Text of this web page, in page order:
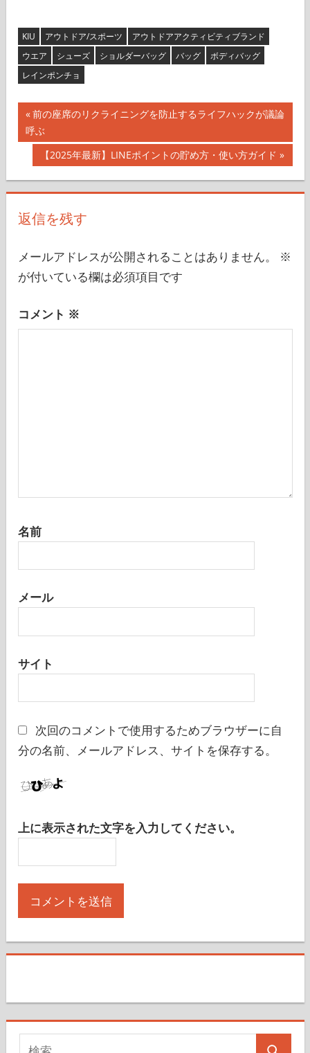
KIU アウトドア/スポーツ
アウトドアアクティビティブランド
ウエア
シューズ ショルダーバッグ バッグ
ボディバッグ
レインポンチョ
投
稿
ナ
ビ
ゲ
ー
シ
ョ
ン
前
の
記
前の座席のリクライニングを防止するライフハックが議論
呼ぶ
次
の
【2025年最新】LINEポイントの貯め方・使い方ガイド
返信を残す
メールアドレスが公開されることはありません。
※
が付いている欄は必須項目です
コメント ※
名前
メール
サイト
次回のコメントで使用するためブラウザーに自
分の名前、メールアドレス、サイトを保存する。
上に表示された文字を入力してください。